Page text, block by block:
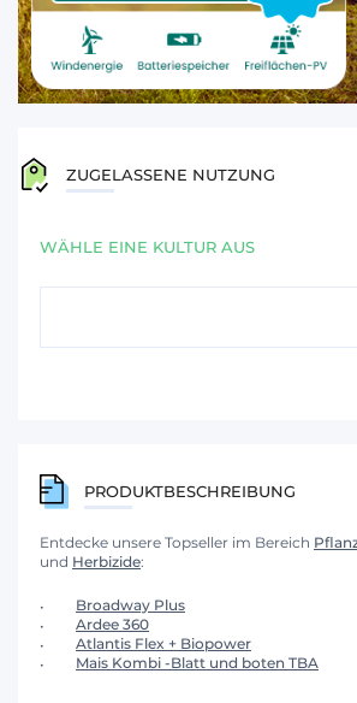
ZUGELASSENE NUTZUNG
WÄHLE EINE KULTUR AUS
PRODUKTBESCHREIBUNG
Entdecke unsere Topseller im Bereich
und Herbizide:
Broadway Plus
Ardee 360
Atlantis Flex + Biopower
Mais Kombi -Blatt und boten TBA